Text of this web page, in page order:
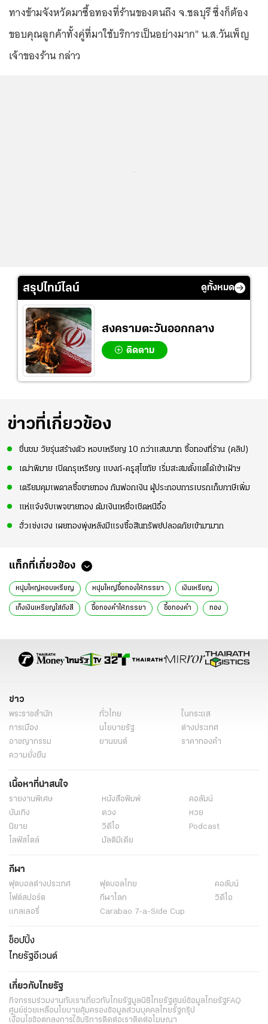
ทางข้ามจังหวัดมาซื้อทองที่ร้านของตนถึง จ.ชลบุรี ซึ่งก็ต้อง
ขอบคุณลูกค้าทั้งคู่ที่มาใช้บริการเป็นอย่างมาก" น.ส.วันเพ็ญ
เจ้าของร้าน กล่าว
สรุปไทม์ไลน์ ดูทั้งหมด
สงครามตะวันออกกลาง
ติดตาม
ข่าวที่เกี่ยวข้อง
ชื่นชม วัยรุ่นสร้างตัว หอบเหรียญ 10 กว่าแสนบาท ซื้อทองที่ร้าน (คลิป)
เฒ่าพิมาย เปิดกรุเหรียญ แบงก์-ครูสุโขทัย เริ่มสะสมตั้งแต่ได้เข้าเฝ้าฯ
เตรียมคุมเพดาลซื้อขายทอง กันฟอกเงิน ผู้ประกอบการเบรกเก็บภาษีเพิ่ม
แห่แจ้งจับเพจขายทอง ต้มเงินเหยื่อเชิดหนีอื้อ
ฮั่วเซ่งเฮง เผยทองพุ่งหลังมีแรงซื้อสินทรัพย์ปลอดภัยเข้ามามาก
แท็กที่เกี่ยวข้อง
หนุ่มใหญ่หอบเหรียญ หนุ่มใหญ่ซื้อทองให้ภรรยา เงินเหรียญ
เก็งเงินเหรียญใส่ถังสี ซื้อทองคำให้ภรรยา ซื้อทองคำ ทอง
ข่าว
พระราชสำนัก ทั่วไทย
ในกระแส
การเมือง
นโยบายรัฐ
ต่างประเทศ
อาชญากรรม
ยานยนต์
ราคาทองคำ
ความยั่งยืน
เนื้อหาที่น่าสนใจ
รายงานพิเศษ หนังสือพิมพ์
คอลัมน์
บันเทิง
ดวง
หวย
นิยาย
วิดีโอ
Podcast
ไลฟ์สไตล์
มัลติมีเดีย
กีฬา
ฟุตบอลต่่างประเทศ ฟุตบอลไทย
คอลัมน์
ไฟต์สปอร์ต
กีฬาโลก
วิดีโอ
แกลเลอรี่
Carabao 7-a-Side Cup
ช็อปปิ้ง
ไทยรัฐอีเวนต์
เกี่ยวกับไทยรัฐ
กิจกรรมร่วมงานกับเราเกี่ยวกับไทยรัฐมูลนิธิไทยรัฐศูนย์ข้อมูลไทยรัฐFAQ
ศูนย์ช่วยเหลือนโยบายคุ้มครองข้อมูลส่วนบุคคลไทยรัฐกรุ๊ป
เงื่อนไขข้อตกลงการใช้บริการติดต่อเราติดต่อโฆษณา